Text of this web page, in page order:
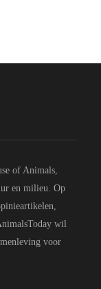
of Animals,
en milieu. Op
wil
voor